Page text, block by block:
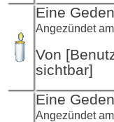
Eine
Angezündet
Von
sichtbar]
Eine
Angezündet